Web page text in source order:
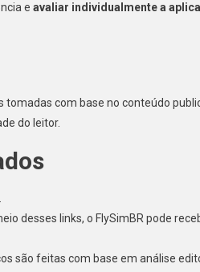
e avaliar individualmente a
tomadas com base no conteúdo
do leitor.
desses links, o FlySimBR pode
são feitas com base em análise